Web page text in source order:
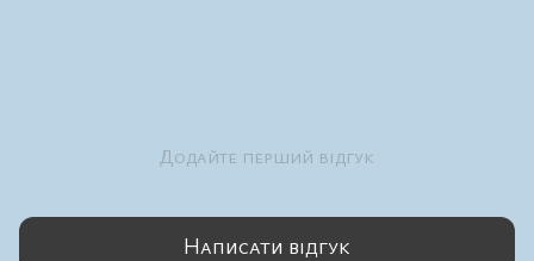
Додайте перший відгук
Написати відгук